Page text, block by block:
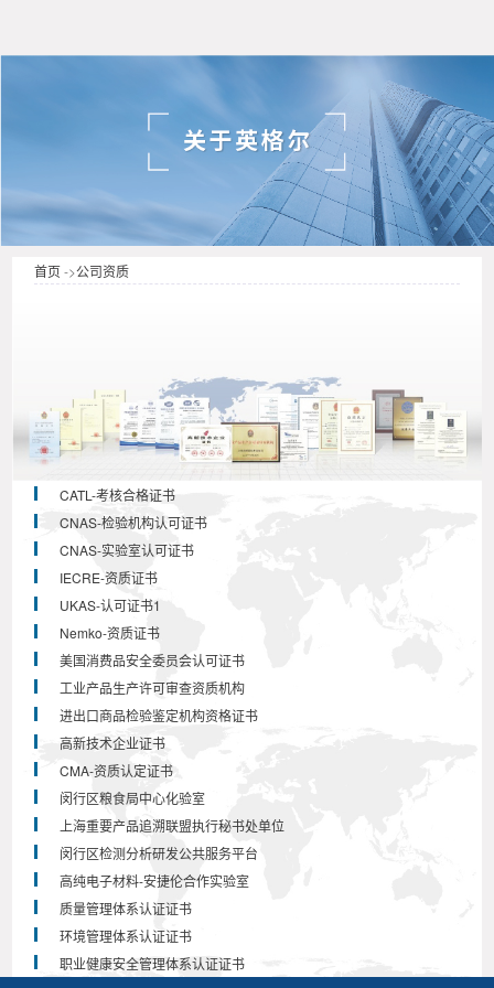
首页->公司资质
CATL-考核合格证书
CNAS-检验机构认可证书
CNAS-实验室认可证书
IECRE-资质证书
UKAS-认可证书1
Nemko-资质证书
美国消费品安全委员会认可证书
工业产品生产许可审查资质机构
进出口商品检验鉴定机构资格证书
高新技术企业证书
CMA-资质认定证书
闵行区粮食局中心化验室
上海重要产品追溯联盟执行秘书处单位
闵行区检测分析研发公共服务平台
高纯电子材料-安捷伦合作实验室
质量管理体系认证证书
环境管理体系认证证书
职业健康安全管理体系认证证书